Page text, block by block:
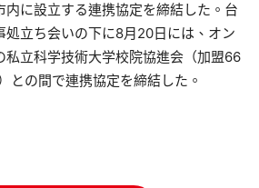
内に設立する連携協定を締結した。台
処立ち会いの下に8月20日には、オン
私立科学技術大学校院協進会（加盟66
との間で連携協定を締結した。